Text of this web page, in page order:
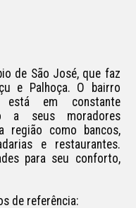
de São José, que faz
e Palhoça. O bairro
está em constante
a seus moradores
região como bancos,
e restaurantes.
para seu conforto,
de referência: